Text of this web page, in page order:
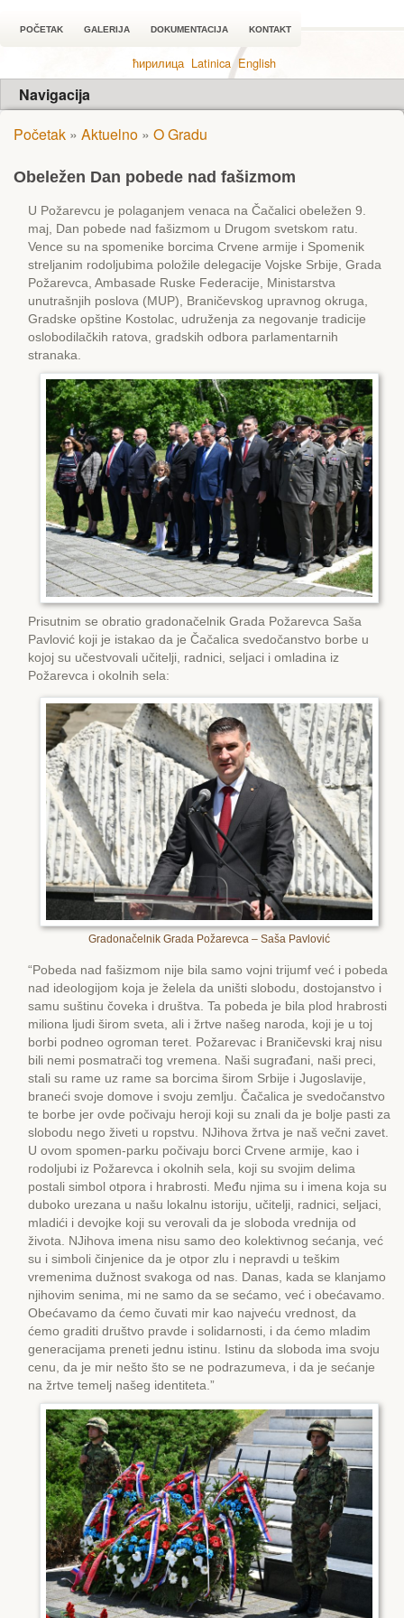
POČETAK GALERIJA DOKUMENTACIJA KONTAKT
ћирилица Latinica English
Navigacija
Početak » Aktuelno » O Gradu
Obeležen Dan pobede nad fašizmom
U Požarevcu je polaganjem venaca na Čačalici obeležen 9.
maj, Dan pobede nad fašizmom u Drugom svetskom ratu.
Vence su na spomenike borcima Crvene armije i Spomenik
streljanim rodoljubima položile delegacije Vojske Srbije, Grada
Požarevca, Ambasade Ruske Federacije, Ministarstva
unutrašnjih poslova (MUP), Braničevskog upravnog okruga,
Gradske opštine Kostolac, udruženja za negovanje tradicije
oslobodilačkih ratova, gradskih odbora parlamentarnih
stranaka.
Prisutnim se obratio gradonačelnik Grada Požarevca Saša
Pavlović koji je istakao da je Čačalica svedočanstvo borbe u
kojoj su učestvovali učitelji, radnici, seljaci i omladina iz
Požarevca i okolnih sela:
Gradonačelnik Grada Požarevca – Saša Pavlović
“Pobeda nad fašizmom nije bila samo vojni trijumf već i pobeda
nad ideologijom koja je želela da uništi slobodu, dostojanstvo i
samu suštinu čoveka i društva. Ta pobeda je bila plod hrabrosti
miliona ljudi širom sveta, ali i žrtve našeg naroda, koji je u toj
borbi podneo ogroman teret. Požarevac i Braničevski kraj nisu
bili nemi posmatrači tog vremena. Naši sugrađani, naši preci,
stali su rame uz rame sa borcima širom Srbije i Jugoslavije,
braneći svoje domove i svoju zemlju. Čačalica je svedočanstvo
te borbe jer ovde počivaju heroji koji su znali da je bolje pasti za
slobodu nego živeti u ropstvu. NJihova žrtva je naš večni zavet.
U ovom spomen-parku počivaju borci Crvene armije, kao i
rodoljubi iz Požarevca i okolnih sela, koji su svojim delima
postali simbol otpora i hrabrosti. Među njima su i imena koja su
duboko urezana u našu lokalnu istoriju, učitelji, radnici, seljaci,
mladići i devojke koji su verovali da je sloboda vrednija od
života. NJihova imena nisu samo deo kolektivnog sećanja, već
su i simboli činjenice da je otpor zlu i nepravdi u teškim
vremenima dužnost svakoga od nas. Danas, kada se klanjamo
njihovim senima, mi ne samo da se sećamo, već i obećavamo.
Obećavamo da ćemo čuvati mir kao najveću vrednost, da
ćemo graditi društvo pravde i solidarnosti, i da ćemo mladim
generacijama preneti jednu istinu. Istinu da sloboda ima svoju
cenu, da je mir nešto što se ne podrazumeva, i da je sećanje
na žrtve temelj našeg identiteta.”